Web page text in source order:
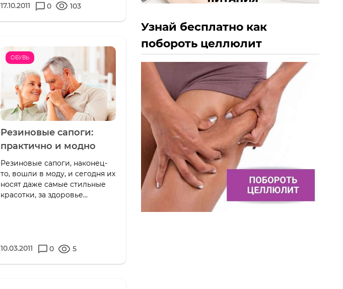
17.10.2011 0 103
ОБУВЬ
Резиновые сапоги:
практично и модно
Резиновые сапоги, наконец-
то, вошли в моду, и сегодня их
носят даже самые стильные
красотки, за здоровье...
10.03.2011 0 5
Узнай бесплатно как
побороть целлюлит